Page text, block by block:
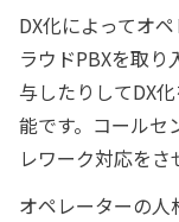
DX化によってオ
ラウドPBXを取
与したりしてDX
能です。コールセ
レワーク対応をさ
オペレーターの